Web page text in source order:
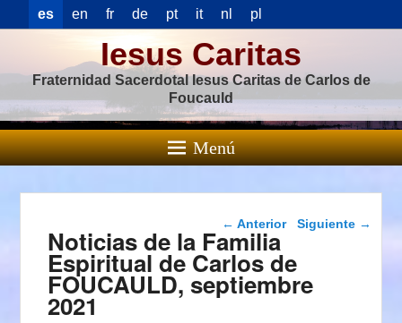
es en fr de pt it nl pl
Iesus Caritas
Fraternidad Sacerdotal Iesus Caritas de Carlos de
Foucauld
Menú
Navegación de
entradas
← Anterior Siguiente →
Noticias de la Familia
Espiritual de Carlos de
FOUCAULD, septiembre
2021